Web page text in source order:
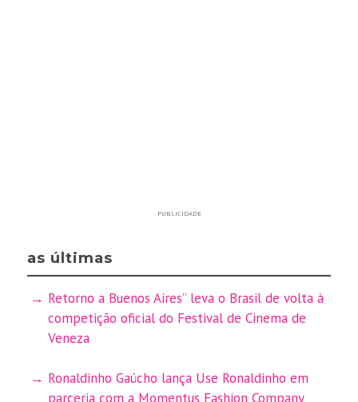
PUBLICIDADE
as últimas
Retorno a Buenos Aires” leva o Brasil de volta à
competição oficial do Festival de Cinema de
Veneza
Ronaldinho Gaúcho lança Use Ronaldinho em
parceria com a Momentus Fashion Company